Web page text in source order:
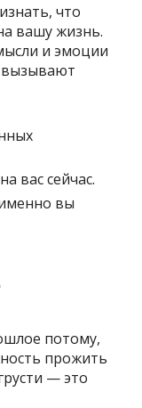
что
вашу жизнь.
и эмоции
вызывают
вас сейчас.
вы
потому,
прожить
— это